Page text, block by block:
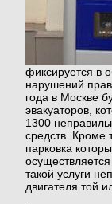
фиксируется в
нарушений
года в Москве
эвакуаторов,
1300
средств. Кроме
парковка
такой услуги
двигателя той